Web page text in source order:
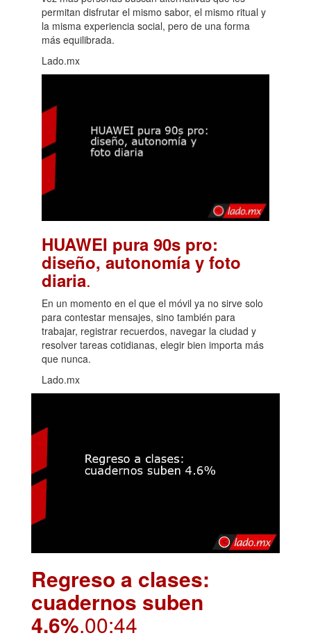
permitan disfrutar el mismo sabor, el mismo ritual y
la misma experiencia social, pero de una forma
más equilibrada.
Lado.mx
HUAWEI pura 90s pro:
diseño, autonomía y foto
diaria.
En un momento en el que el móvil ya no sirve solo
para contestar mensajes, sino también para
trabajar, registrar recuerdos, navegar la ciudad y
resolver tareas cotidianas, elegir bien importa más
que nunca.
Lado.mx
Regreso a clases:
cuadernos suben
4.6%.00:44